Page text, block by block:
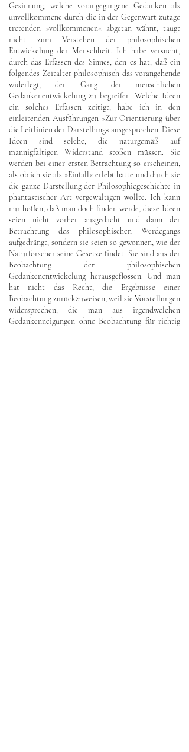
Gesinnung, welche vorangegangene Gedanken als
unvollkommene durch die in der Gegenwart zutage
tretenden »vollkommenen« abgetan wähnt, taugt
nicht zum Verstehen der philosophischen
Entwickelung der Menschheit. Ich habe versucht,
durch das Erfassen des Sinnes, den es hat, daß ein
folgendes Zeitalter philosophisch das vorangehende
widerlegt, den Gang der menschlichen
Gedankenentwickelung zu begreifen. Welche Ideen
ein solches Erfassen zeitigt, habe ich in den
einleitenden Ausführungen »Zur Orientierung über
die Leitlinien der Darstellung« ausgesprochen. Diese
Ideen sind solche, die naturgemäß auf
mannigfaltigen Widerstand stoßen müssen. Sie
werden bei einer ersten Betrachtung so erscheinen,
als ob ich sie als »Einfall« erlebt hätte und durch sie
die ganze Darstellung der Philosophiegeschichte in
phantastischer Art vergewaltigen wollte. Ich kann
nur hoffen, daß man doch finden werde, diese Ideen
seien nicht vorher ausgedacht und dann der
Betrachtung des philosophischen Werdegangs
aufgedrängt, sondern sie seien so gewonnen, wie der
Naturforscher seine Gesetze findet. Sie sind aus der
Beobachtung der philosophischen
Gedankenentwickelung herausgeflossen. Und man
hat nicht das Recht, die Ergebnisse einer
Beobachtung zurückzuweisen, weil sie Vorstellungen
widersprechen, die man aus irgendwelchen
Gedankenneigungen ohne Beobachtung für richtig